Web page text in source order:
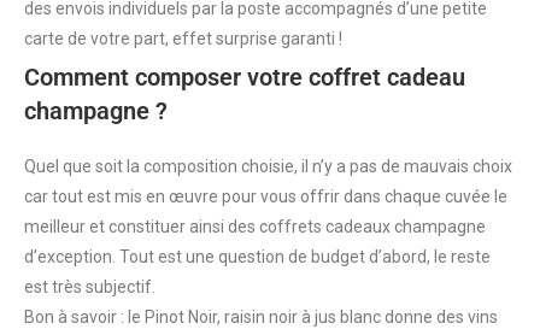
des envois individuels par la poste accompagnés d’une petite
carte de votre part, effet surprise garanti !
Comment composer votre coffret cadeau
champagne ?
Quel que soit la composition choisie, il n’y a pas de mauvais choix
car tout est mis en œuvre pour vous offrir dans chaque cuvée le
meilleur et constituer ainsi des coffrets cadeaux champagne
d’exception. Tout est une question de budget d’abord, le reste
est très subjectif.
Bon à savoir : le Pinot Noir, raisin noir à jus blanc donne des vins